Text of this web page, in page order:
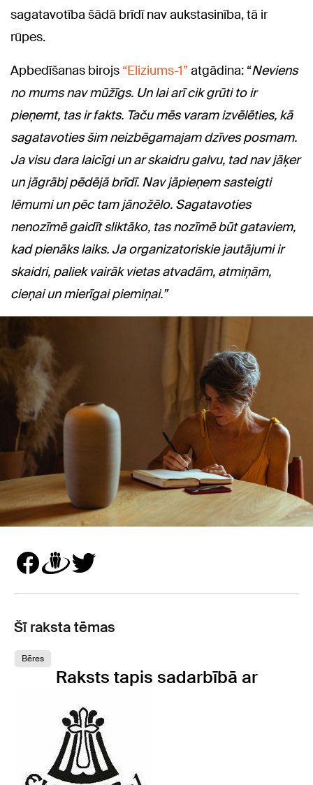
sagatavotība šādā brīdī nav aukstasinība, tā ir
rūpes.
Apbedīšanas birojs “Eliziums-1”atgādina: “Neviens
no mums nav mūžīgs. Un lai arī cik grūti to ir
pieņemt, tas ir fakts. Taču mēs varam izvēlēties, kā
sagatavoties šim neizbēgamajam dzīves posmam.
Ja visu dara laicīgi un ar skaidru galvu, tad nav jāķer
un jāgrābj pēdējā brīdī. Nav jāpieņem sasteigti
lēmumi un pēc tam jānožēlo. Sagatavoties
nenozīmē gaidīt sliktāko, tas nozīmē būt gataviem,
kad pienāks laiks. Ja organizatoriskie jautājumi ir
skaidri, paliek vairāk vietas atvadām, atmiņām,
cieņai un mierīgai piemiņai.”
Šī raksta tēmas
Bēres
Raksts tapis sadarbībā ar